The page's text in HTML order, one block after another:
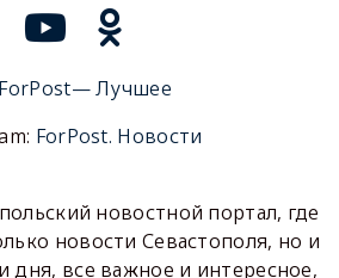
ForPost— Лучшее
ForPost. Новости
новостной портал, где
новости Севастополя, но и
дня, все важное и интересное,